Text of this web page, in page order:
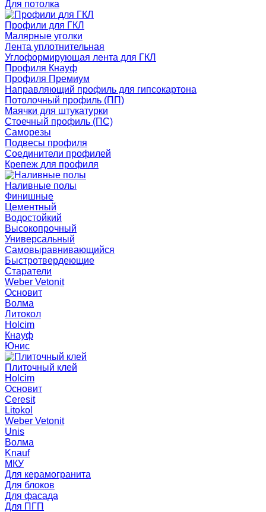
Для потолка
Профили для ГКЛ
Малярные уголки
Лента уплотнительная
Углоформирующая лента для ГКЛ
Профиля Кнауф
Профиля Премиум
Направляющий профиль для гипсокартона
Потолочный профиль (ПП)
Маячки для штукатурки
Стоечный профиль (ПС)
Саморезы
Подвесы профиля
Соединители профилей
Крепеж для профиля
Наливные полы
Финишные
Цементный
Водостойкий
Высокопрочный
Универсальный
Самовыравнивающийся
Быстротвердеющие
Старатели
Weber Vetonit
Основит
Волма
Литокол
Holcim
Кнауф
Юнис
Плиточный клей
Holcim
Основит
Ceresit
Litokol
Weber Vetonit
Unis
Волма
Knauf
МКУ
Для керамогранита
Для блоков
Для фасада
Для ПГП